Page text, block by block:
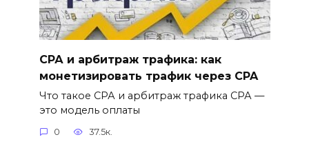
СРА и арбитраж трафика: как
монетизировать трафик через CPA
Что такое СРА и арбитраж трафика СРА —
это модель оплаты
0 37.5к.